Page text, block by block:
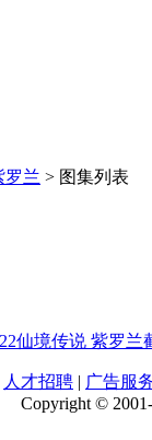
罗兰 > 图集列表
仙境传说 紫罗兰
人才招聘 | 广告服
Copyright ©